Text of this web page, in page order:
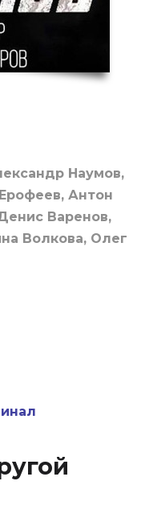
Наумов,
Антон
Варенов,
Волкова, Олег